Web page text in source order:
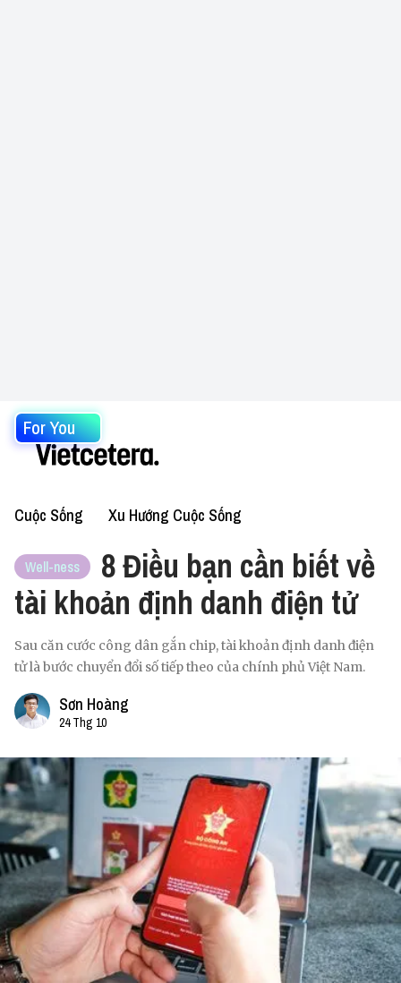
For You
Cuộc Sống Xu Hướng Cuộc Sống
Well-ness
8 Điều bạn cần biết về
tài khoản định danh điện tử
Sau căn cước công dân gắn chip, tài khoản định danh điện
tử là bước chuyển đổi số tiếp theo của chính phủ Việt Nam.
Sơn Hoàng
24 Thg 10